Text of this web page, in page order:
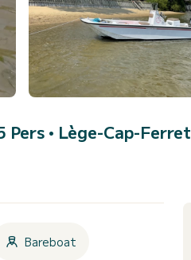
Pers • Lège-Cap-Ferret
Bareboat